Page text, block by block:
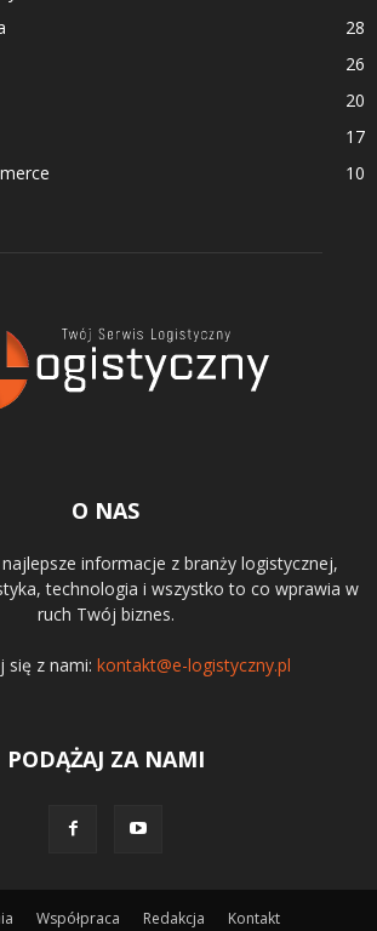
28
26
20
17
10
O NAS
informacje z branży logistycznej,
technologia i wszystko to co wprawia w
ruch Twój biznes.
się z nami: kontakt@e-logistyczny.pl
PODĄŻAJ ZA NAMI
Współpraca Redakcja Kontakt